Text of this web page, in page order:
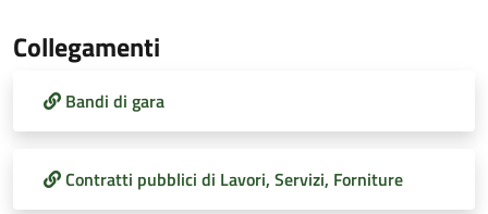
Collegamenti
Bandi di gara
Contratti pubblici di Lavori, Servizi, Forniture